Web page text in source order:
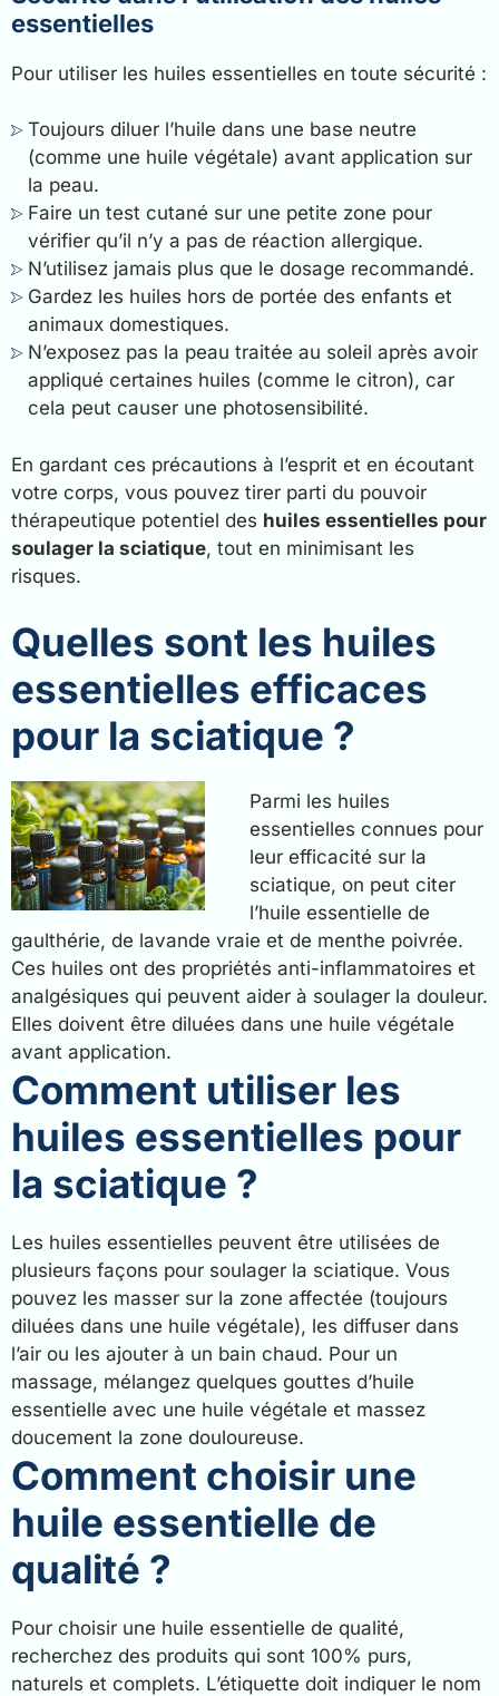
essentielles
Pour utiliser les huiles essentielles en toute sécurité :
Toujours diluer l’huile dans une base neutre
(comme une huile végétale) avant application sur
la peau.
Faire un test cutané sur une petite zone pour
vérifier qu’il n’y a pas de réaction allergique.
N’utilisez jamais plus que le dosage recommandé.
Gardez les huiles hors de portée des enfants et
animaux domestiques.
N’exposez pas la peau traitée au soleil après avoir
appliqué certaines huiles (comme le citron), car
cela peut causer une photosensibilité.
En gardant ces précautions à l’esprit et en écoutant
votre corps, vous pouvez tirer parti du pouvoir
thérapeutique potentiel des huiles essentielles pour
soulager la sciatique, tout en minimisant les
risques.
Quelles sont les huiles
essentielles efficaces
pour la sciatique ?
Parmi les huiles
essentielles connues pour
leur efficacité sur la
sciatique, on peut citer
l’huile essentielle de
gaulthérie, de lavande vraie et de menthe poivrée.
Ces huiles ont des propriétés anti-inflammatoires et
analgésiques qui peuvent aider à soulager la douleur.
Elles doivent être diluées dans une huile végétale
avant application.
Comment utiliser les
huiles essentielles pour
la sciatique ?
Les huiles essentielles peuvent être utilisées de
plusieurs façons pour soulager la sciatique. Vous
pouvez les masser sur la zone affectée (toujours
diluées dans une huile végétale), les diffuser dans
l’air ou les ajouter à un bain chaud. Pour un
massage, mélangez quelques gouttes d’huile
essentielle avec une huile végétale et massez
doucement la zone douloureuse.
Comment choisir une
huile essentielle de
qualité ?
Pour choisir une huile essentielle de qualité,
recherchez des produits qui sont 100% purs,
naturels et complets. L’étiquette doit indiquer le nom